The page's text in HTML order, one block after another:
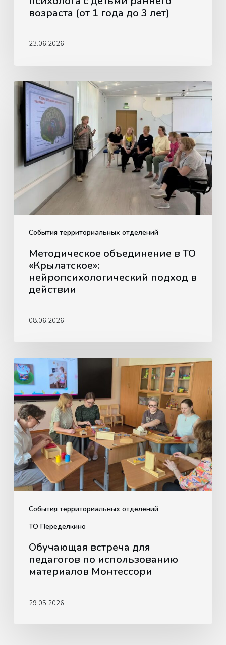
возраста (от 1 года до 3 лет)
23.06.2026
События территориальных отделений
Методическое
объединение
«Крылатское»:
нейропсихологический
подход
действии
Методическое объединение в ТО
«Крылатское»:
нейропсихологический подход в
действии
08.06.2026
События территориальных отделений
ТО Переделкино
Обучающая
встреча
для
педагогов
по
использованию
материалов
Монтессори
Обучающая встреча для
педагогов по использованию
материалов Монтессори
29.05.2026